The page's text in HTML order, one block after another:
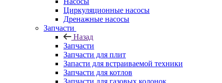
Циркуляционные насосы
Дренажные насосы
Запчасти
Назад
Запчасти
Запчасти для плит
Запасти для встраиваемой техники
Запчасти для котлов
Запчасти для газовых колонок